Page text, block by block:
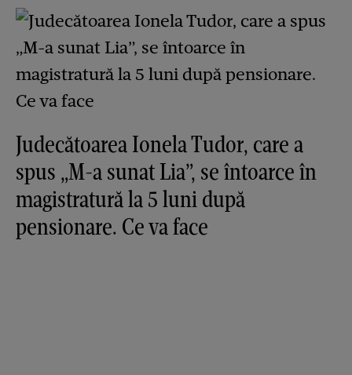
Judecătoarea Ionela Tudor, care a
spus „M-a sunat Lia”, se întoarce în
magistratură la 5 luni după
pensionare. Ce va face